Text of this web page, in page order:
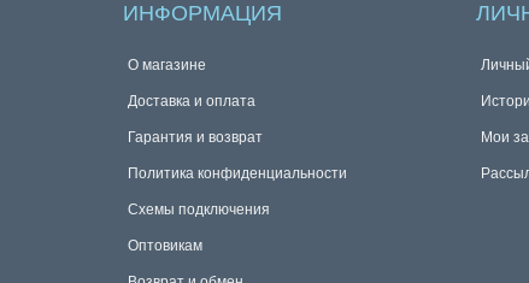
ИНФОРМАЦИЯ
О магазине
Доставка и оплата
Гарантия и возврат
Политика конфиденциальности
Схемы подключения
Оптовикам
Мои